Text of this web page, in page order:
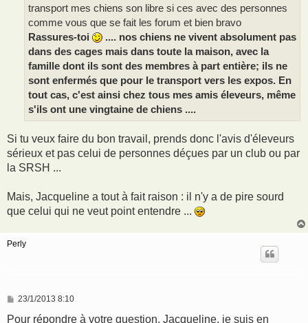
transport mes chiens son libre si ces avec des personnes
comme vous que se fait les forum et bien bravo
Rassures-toi
.... nos chiens ne vivent absolument pas
dans des cages mais dans toute la maison, avec la
famille dont ils sont des membres à part entière; ils ne
sont enfermés que pour le transport vers les expos. En
tout cas, c'est ainsi chez tous mes amis éleveurs, même
s'ils ont une vingtaine de chiens ....
Si tu veux faire du bon travail, prends donc l'avis d'éleveurs
sérieux et pas celui de personnes déçues par un club ou par
la SRSH ...
Mais, Jacqueline a tout à fait raison : il n'y a de pire sourd
que celui qui ne veut point entendre ...
Perly
M
s
23/1/2013 8:10
Pour répondre à votre question, Jacqueline, je suis en